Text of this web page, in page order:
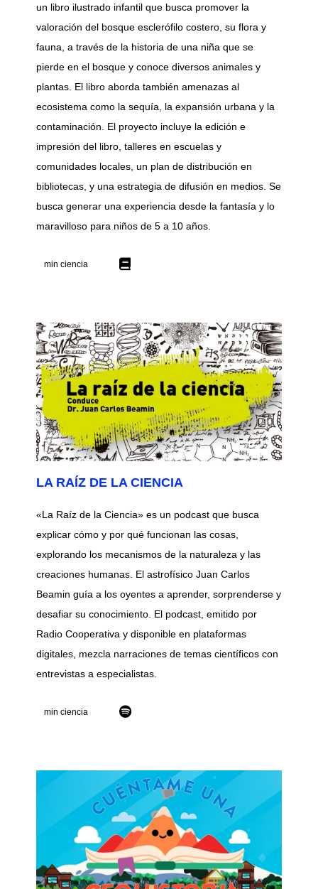
un libro ilustrado infantil que busca promover la
valoración del bosque esclerófilo costero, su flora y
fauna, a través de la historia de una niña que se
pierde en el bosque y conoce diversos animales y
plantas. El libro aborda también amenazas al
ecosistema como la sequía, la expansión urbana y la
contaminación. El proyecto incluye la edición e
impresión del libro, talleres en escuelas y
comunidades locales, un plan de distribución en
bibliotecas, y una estrategia de difusión en medios. Se
busca generar una experiencia desde la fantasía y lo
maravilloso para niños de 5 a 10 años.
min ciencia
LA RAÍZ DE LA CIENCIA
«La Raíz de la Ciencia» es un podcast que busca
explicar cómo y por qué funcionan las cosas,
explorando los mecanismos de la naturaleza y las
creaciones humanas. El astrofísico Juan Carlos
Beamin guía a los oyentes a aprender, sorprenderse y
desafiar su conocimiento. El podcast, emitido por
Radio Cooperativa y disponible en plataformas
digitales, mezcla narraciones de temas científicos con
entrevistas a especialistas.
min ciencia